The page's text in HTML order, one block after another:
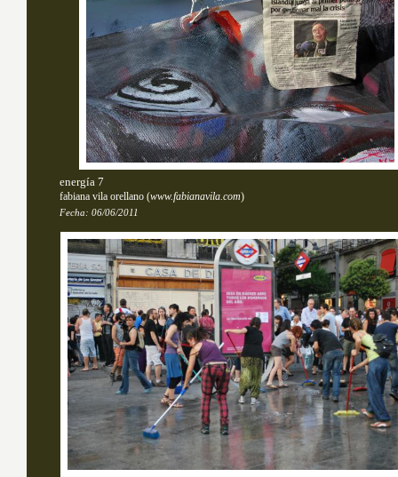
energía 7
fabiana vila orellano (www.fabianavila.com)
Fecha: 06/06/2011